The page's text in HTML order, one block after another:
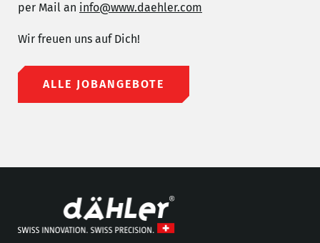
per Mail an info@www.daehler.com
Wir freuen uns auf Dich!
ALLE JOBANGEBOTE